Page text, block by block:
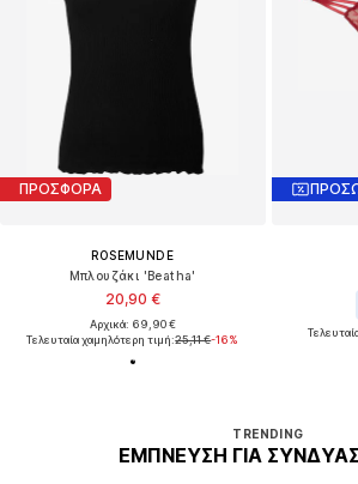
ΠΡΟΣΦΟΡΑ
ROSEMUNDE
Μπλουζάκι 'Beatha'
20,90 €
Αρχικά: 69,90 €
Τελευταία χαμηλότερη τιμή:25,11 €-16%
TRENDING
ΈΜΠΝΕΥΣΗ ΓΙΑ